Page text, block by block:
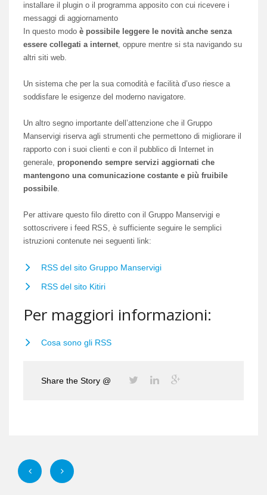
installare il plugin o il programma apposito con cui ricevere i
messaggi di aggiornamento
In questo modo è possibile leggere le novità anche senza
essere collegati a internet, oppure mentre si sta navigando su
altri siti web.
Un sistema che per la sua comodità e facilità d’uso riesce a
soddisfare le esigenze del moderno navigatore.
Un altro segno importante dell’attenzione che il Gruppo
Manservigi riserva agli strumenti che permettono di migliorare il
rapporto con i suoi clienti e con il pubblico di Internet in
generale, proponendo sempre servizi aggiornati che
mantengono una comunicazione costante e più fruibile
possibile.
Per attivare questo filo diretto con il Gruppo Manservigi e
sottoscrivere i feed RSS, è sufficiente seguire le semplici
istruzioni contenute nei seguenti link:
RSS del sito Gruppo Manservigi
RSS del sito Kitiri
Per maggiori informazioni:
Cosa sono gli RSS
Share the Story @